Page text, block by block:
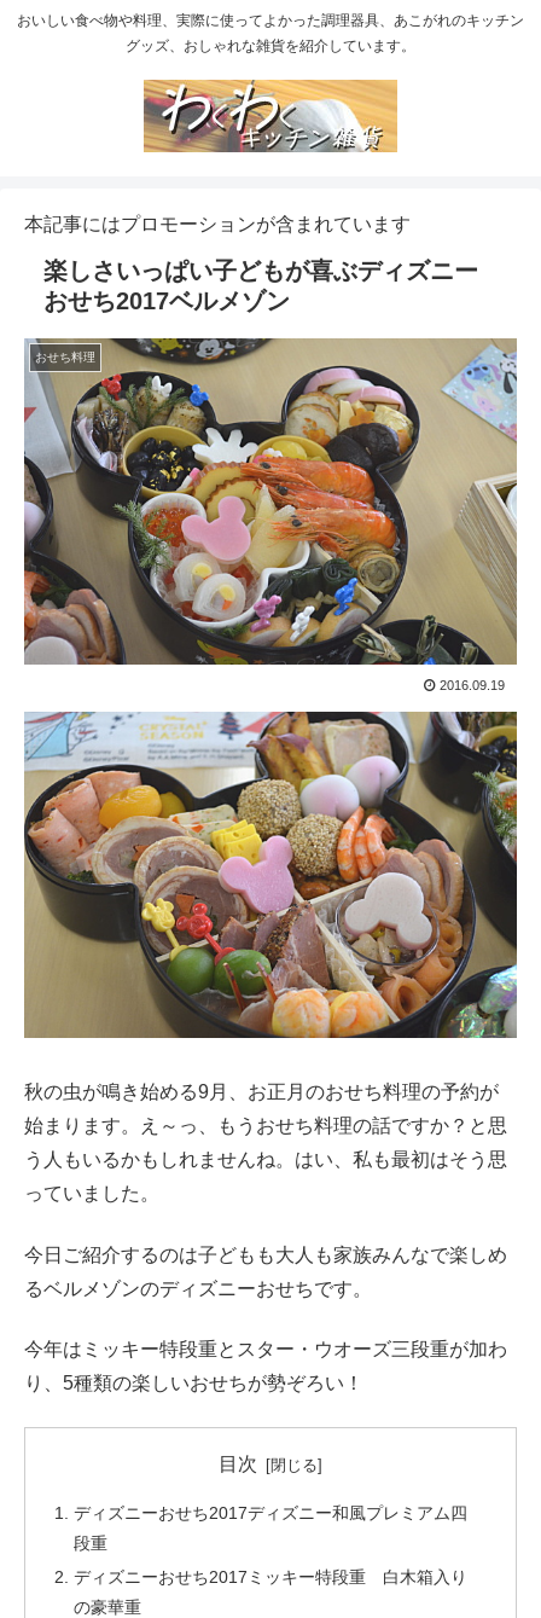
おいしい食べ物や料理、実際に使ってよかった調理器具、あこがれのキッチン
グッズ、おしゃれな雑貨を紹介しています。
本記事にはプロモーションが含まれています
楽しさいっぱい子どもが喜ぶディズニー
おせち2017ベルメゾン
おせち料理
2016.09.19
秋の虫が鳴き始める9月、お正月のおせち料理の予約が
始まります。え～っ、もうおせち料理の話ですか？と思
う人もいるかもしれませんね。はい、私も最初はそう思
っていました。
今日ご紹介するのは子どもも大人も家族みんなで楽しめ
るベルメゾンのディズニーおせちです。
今年はミッキー特段重とスター・ウオーズ三段重が加わ
り、5種類の楽しいおせちが勢ぞろい！
目次
ディズニーおせち2017ディズニー和風プレミアム四
段重
ディズニーおせち2017ミッキー特段重 白木箱入り
の豪華重